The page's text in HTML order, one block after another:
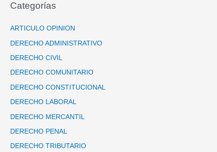
Categorías
ARTICULO OPINION
DERECHO ADMINISTRATIVO
DERECHO CIVIL
DERECHO COMUNITARIO
DERECHO CONSTITUCIONAL
DERECHO LABORAL
DERECHO MERCANTIL
DERECHO PENAL
DERECHO TRIBUTARIO